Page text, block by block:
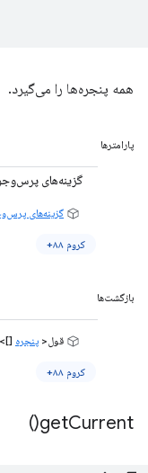
همه پنجره‌ها را می‌گیرد.
پارامترها
گزینه‌های
گزینه‌های
کروم ۸۸+
بازگشت‌ها
قول< پنجره []>
کروم ۸۸+
getCurrent(
)